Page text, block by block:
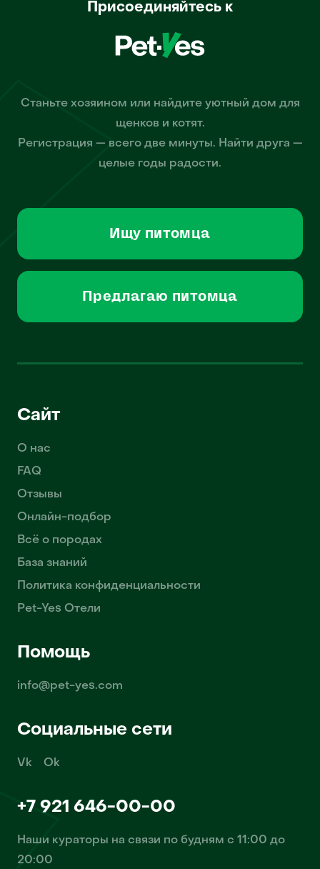
Присоединяйтесь к
Станьте хозяином или найдите уютный дом для
щенков и котят.
Регистрация — всего две минуты. Найти друга —
целые годы радости.
Ищу питомца
Предлагаю питомца
Сайт
О нас
FAQ
Отзывы
Онлайн-подбор
Всё о породах
База знаний
Политика конфиденциальности
Pet-Yes Отели
Помощь
info@pet-yes.com
Социальные сети
Vk Ok
+7 921 646-00-00
Наши кураторы на связи по будням с 11:00 до
20:00